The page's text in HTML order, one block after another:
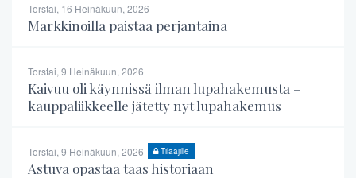
Torstai, 16 Heinäkuun, 2026
Markkinoilla paistaa perjantaina
Torstai, 9 Heinäkuun, 2026
Kaivuu oli käynnissä ilman lupahakemusta –
kauppaliikkeelle jätetty nyt lupahakemus
Torstai, 9 Heinäkuun, 2026 Tilaajille
Astuva opastaa taas historiaan